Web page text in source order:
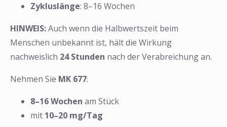
Zykluslänge: 8–16 Wochen
HINWEIS:Auch wenn die Halbwertszeit beim
Menschen unbekannt ist, hält die Wirkung
nachweislich 24 Stunden nach der Verabreichung an.
Nehmen Sie MK 677:
8–16 Wochen am Stück
mit 10–20 mg/Tag